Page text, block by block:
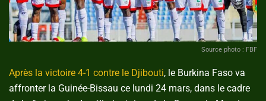
Source photo : FBF
Après la victoire 4-1 contre le Djibouti, le Burkina Faso va
affronter la Guinée-Bissau ce lundi 24 mars, dans le cadre